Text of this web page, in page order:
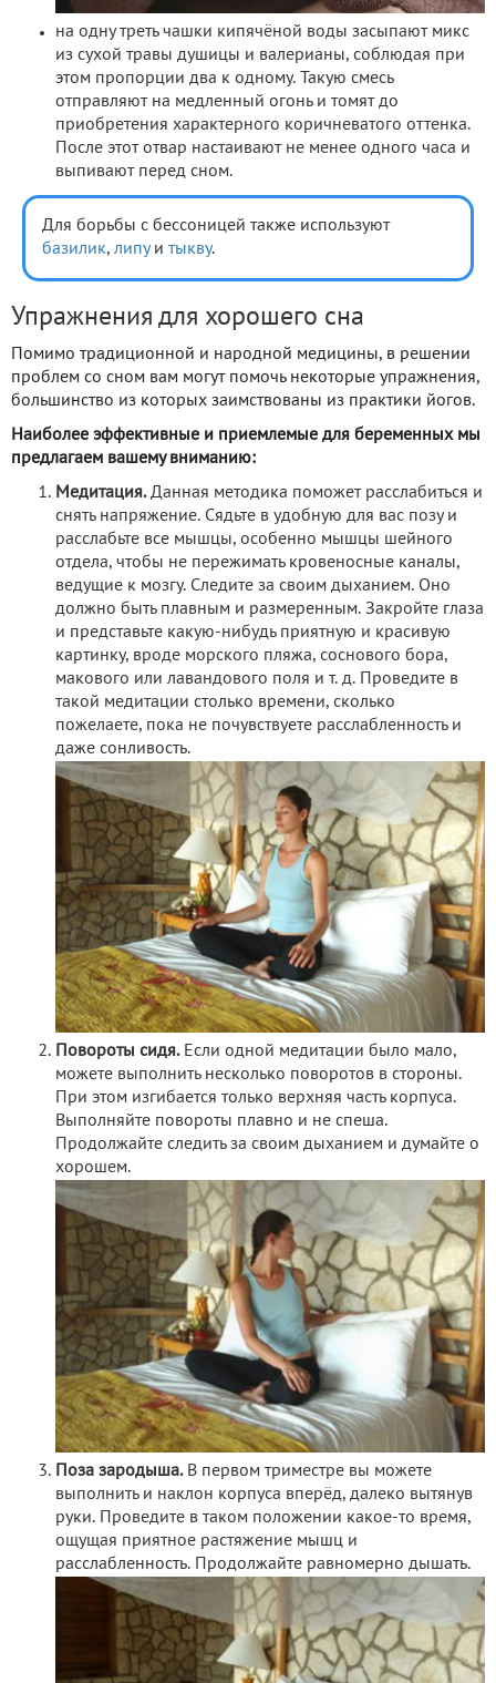
на одну треть чашки кипячёной воды засыпают микс
из сухой травы душицы и валерианы, соблюдая при
этом пропорции два к одному. Такую смесь
отправляют на медленный огонь и томят до
приобретения характерного коричневатого оттенка.
После этот отвар настаивают не менее одного часа и
выпивают перед сном.
Для борьбы с бессоницей также используют
базилик, липуи тыкву.
Упражнения для хорошего сна
Помимо традиционной и народной медицины, в решении
проблем со сном вам могут помочь некоторые упражнения,
большинство из которых заимствованы из практики йогов.
Наиболее эффективные и приемлемые для беременных мы
предлагаем вашему вниманию:
Медитация.Данная методика поможет расслабиться и
снять напряжение. Сядьте в удобную для вас позу и
расслабьте все мышцы, особенно мышцы шейного
отдела, чтобы не пережимать кровеносные каналы,
ведущие к мозгу. Следите за своим дыханием. Оно
должно быть плавным и размеренным. Закройте глаза
и представьте какую-нибудь приятную и красивую
картинку, вроде морского пляжа, соснового бора,
макового или лавандового поля и т. д. Проведите в
такой медитации столько времени, сколько
пожелаете, пока не почувствуете расслабленность и
даже сонливость.
Повороты сидя.Если одной медитации было мало,
можете выполнить несколько поворотов в стороны.
При этом изгибается только верхняя часть корпуса.
Выполняйте повороты плавно и не спеша.
Продолжайте следить за своим дыханием и думайте о
хорошем.
Поза зародыша.В первом триместре вы можете
выполнить и наклон корпуса вперёд, далеко вытянув
руки. Проведите в таком положении какое-то время,
ощущая приятное растяжение мышц и
расслабленность. Продолжайте равномерно дышать.